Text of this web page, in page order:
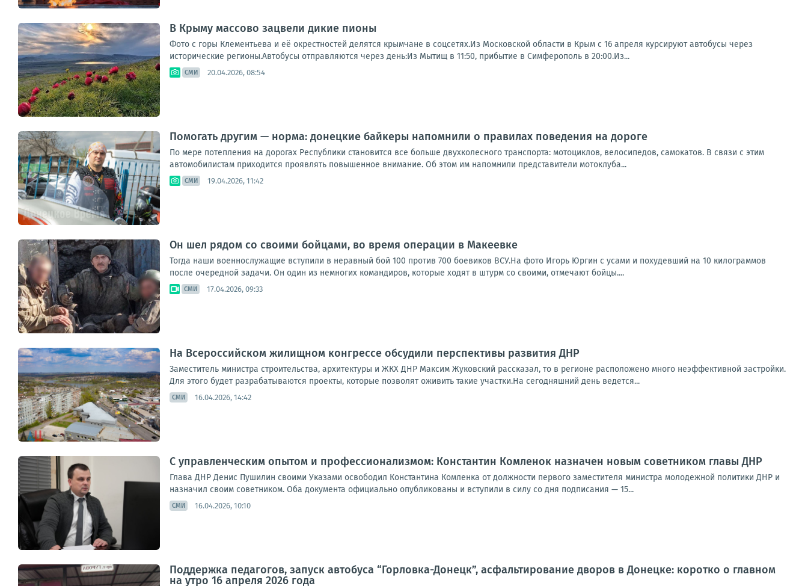
В Крыму массово зацвели дикие пионы
Фото с горы Клементьева и её окрестностей делятся крымчане в соцсетях.Из Московской области в Крым с 16 апреля курсируют автобусы через
исторические регионы.Автобусы отправляются через день:Из Мытищ в 11:50, прибытие в Симферополь в 20:00.Из...
СМИ 20.04.2026, 08:54
Помогать другим — норма: донецкие байкеры напомнили о правилах поведения на дороге
По мере потепления на дорогах Республики становится все больше двухколесного транспорта: мотоциклов, велосипедов, самокатов. В связи с этим
автомобилистам приходится проявлять повышенное внимание. Об этом им напомнили представители мотоклуба...
СМИ 19.04.2026, 11:42
Он шел рядом со своими бойцами, во время операции в Макеевке
Тогда наши военнослужащие вступили в неравный бой 100 против 700 боевиков ВСУ.На фото Игорь Юргин с усами и похудевший на 10 килограммов
после очередной задачи. Он один из немногих командиров, которые ходят в штурм со своими, отмечают бойцы....
СМИ 17.04.2026, 09:33
На Всероссийском жилищном конгрессе обсудили перспективы развития ДНР
Заместитель министра строительства, архитектуры и ЖКХ ДНР Максим Жуковский рассказал, то в регионе расположено много неэффективной застройки.
Для этого будет разрабатываются проекты, которые позволят оживить такие участки.На сегодняшний день ведется...
СМИ 16.04.2026, 14:42
С управленческим опытом и профессионализмом: Константин Комленок назначен новым советником главы ДНР
Глава ДНР Денис Пушилин своими Указами освободил Константина Комленка от должности первого заместителя министра молодежной политики ДНР и
назначил своим советником. Оба документа официально опубликованы и вступили в силу со дня подписания — 15...
СМИ 16.04.2026, 10:10
Поддержка педагогов, запуск автобуса “Горловка-Донецк”, асфальтирование дворов в Донецке: коротко о главном
на утро 16 апреля 2026 года